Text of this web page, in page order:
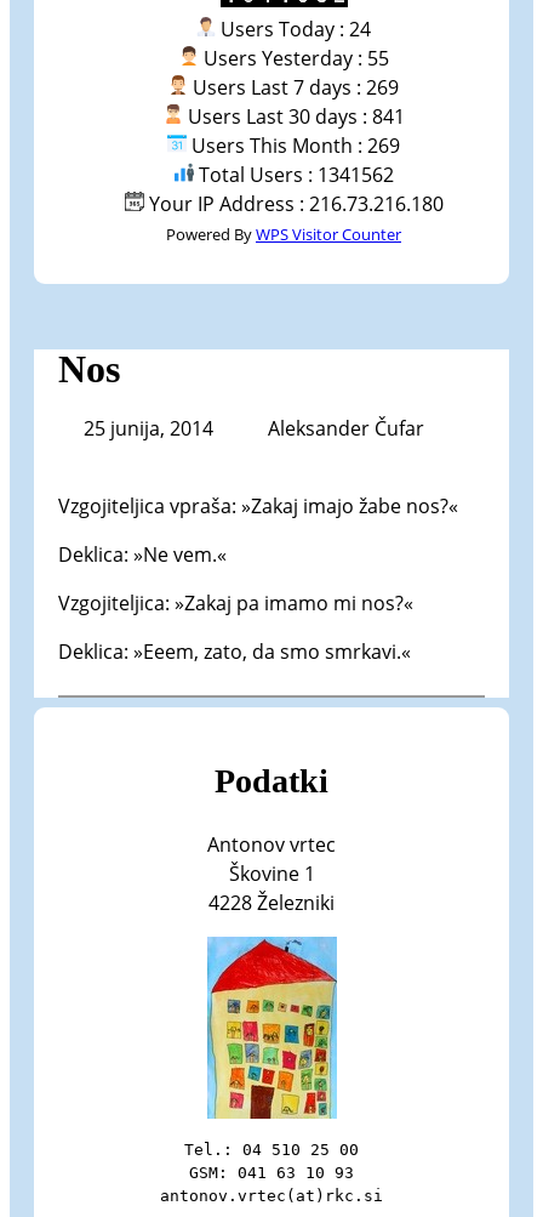
Users Today : 24
Users Yesterday : 55
Users Last 7 days : 269
Users Last 30 days : 841
Users This Month : 269
Total Users : 1341562
Your IP Address : 216.73.216.180
Powered ByWPS Visitor Counter
Nos
25 junija, 2014 Aleksander Čufar
Vzgojiteljica vpraša: »Zakaj imajo žabe nos?«
Deklica: »Ne vem.«
Vzgojiteljica: »Zakaj pa imamo mi nos?«
Deklica: »Eeem, zato, da smo smrkavi.«
Podatki
Antonov vrtec
Škovine 1
4228 Železniki
Tel.: 04 510 25 00
GSM: 041 63 10 93
antonov.vrtec(at)rkc.si